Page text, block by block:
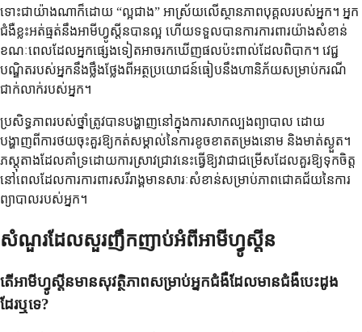
ទោះជាយ៉ាងណាក៏ដោយ “ល្អជាង” អាស្រ័យលើស្ថានភាពបុគ្គលរបស់អ្នក។ អ្នក
ជំងឺខ្លះអត់ធ្មត់នឹងអាមីហ្វូស្តីនបានល្អ ហើយទទួលបានការការពារយ៉ាងសំខាន់
ខណៈពេលដែលអ្នកផ្សេងទៀតអាចរកឃើញផលប៉ះពាល់ដែលពិបាក។ វេជ្ជ
បណ្ឌិតរបស់អ្នកនឹងថ្លឹងថ្លែងពីអត្ថប្រយោជន៍ធៀបនឹងហានិភ័យសម្រាប់ករណី
ជាក់លាក់របស់អ្នក។
ប្រសិទ្ធភាពរបស់ថ្នាំត្រូវបានបង្ហាញនៅក្នុងការសាកល្បងព្យាបាល ដោយ
បង្ហាញពីការថយចុះគួរឱ្យកត់សម្គាល់នៃការខូចខាតតម្រងនោម និងមាត់ស្ងួត។
ភស្តុតាងដែលគាំទ្រដោយការស្រាវជ្រាវនេះធ្វើឱ្យវាជាជម្រើសដែលគួរឱ្យទុកចិត្ត
នៅពេលដែលការការពារសរីរាង្គមានសារៈសំខាន់សម្រាប់ភាពជោគជ័យនៃការ
ព្យាបាលរបស់អ្នក។
សំណួរដែលសួរញឹកញាប់អំពីអាមីហ្វូស្តីន
តើអាមីហ្វូស្តីនមានសុវត្ថិភាពសម្រាប់អ្នកជំងឺដែលមានជំងឺបេះដូង
ដែរឬទេ?